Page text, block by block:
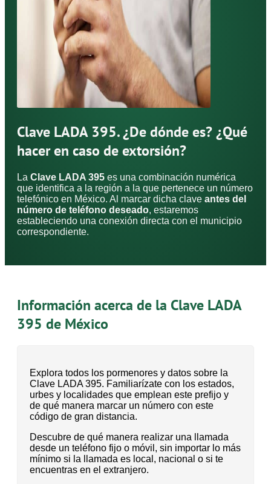
Clave LADA 395. ¿De dónde es? ¿Qué
hacer en caso de extorsión?
La Clave LADA 395 es una combinación numérica
que identifica a la región a la que pertenece un número
telefónico en México. Al marcar dicha clave antes del
número de teléfono deseado, estaremos
estableciendo una conexión directa con el municipio
correspondiente.
Información acerca de la Clave LADA
395 de México
Explora todos los pormenores y datos sobre la
Clave LADA 395. Familiarízate con los estados,
urbes y localidades que emplean este prefijo y
de qué manera marcar un número con este
código de gran distancia.
Descubre de qué manera realizar una llamada
desde un teléfono fijo o móvil, sin importar lo más
mínimo si la llamada es local, nacional o si te
encuentras en el extranjero.